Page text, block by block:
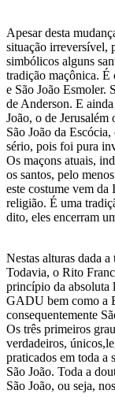
Apesar desta
situação irreversível,
simbólicos alguns
tradição maçônica. É
e São João Esmoler.
de Anderson. E
João, o de Jerusalém
São João da
sério, pois foi pura
Os maçons atuais,
os santos, pelo
este costume vem da
religião. É uma
dito, eles encerram
Nestas alturas dada
Todavia, o Rito
princípio da absoluta
GADU bem como a
consequentemente
Os três primeiros
verdadeiros,
praticados em toda a
São João. Toda a
São João, ou seja,